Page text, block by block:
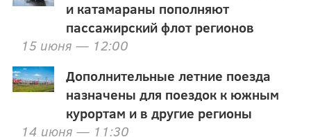
и катамараны пополняют
пассажирский флот регионов
15 июня — 12:00
Дополнительные летние поезда
назначены для поездок к южным
курортам и в другие регионы
14 июня — 11:30